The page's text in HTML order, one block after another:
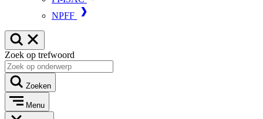
NPFF
Zoek op trefwoord
Zoeken
Menu